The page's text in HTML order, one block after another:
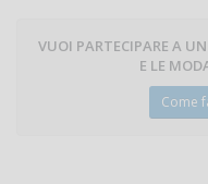
VUOI PARTECIPARE A
E LE
Come